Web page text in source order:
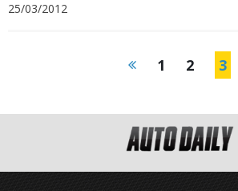
25/03/2012
1 2 3